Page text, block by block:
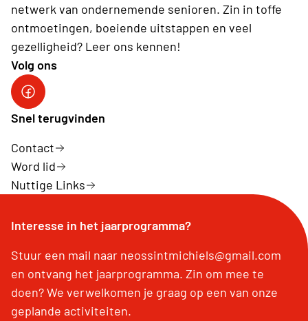
netwerk van ondernemende senioren. Zin in toffe
ontmoetingen, boeiende uitstappen en veel
gezelligheid? Leer ons kennen!
Volg ons
Sint-Michiels op Facebook
Snel terugvinden
Contact
Word lid
Nuttige Links
Interesse in het jaarprogramma?
Stuur een mail naar neossintmichiels@gmail.com
en ontvang het jaarprogramma. Zin om mee te
doen? We verwelkomen je graag op een van onze
geplande activiteiten.